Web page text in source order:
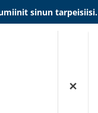
sinun tarpeisiisi.